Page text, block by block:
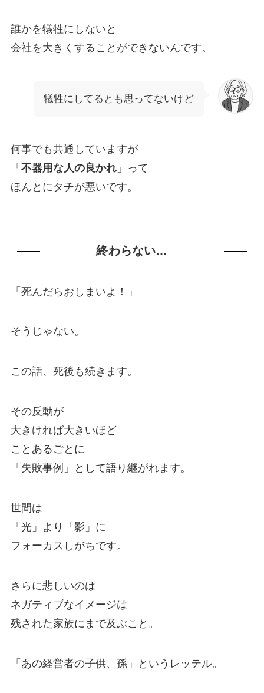
誰かを犠牲にしないと
会社を大きくすることができないんです。
犠牲にしてるとも思ってないけど
何事でも共通していますが
「 不器用な人の良かれ」って
ほんとにタチが悪いです。
終わらない…
「死んだらおしまいよ！」
そうじゃない。
この話、死後も続きます。
その反動が
大きければ大きいほど
ことあるごとに
「失敗事例」として語り継がれます。
世間は
「光」より「影」に
フォーカスしがちです。
さらに悲しいのは
ネガティブなイメージは
残された家族にまで及ぶこと。
「あの経営者の子供、孫」というレッテル。